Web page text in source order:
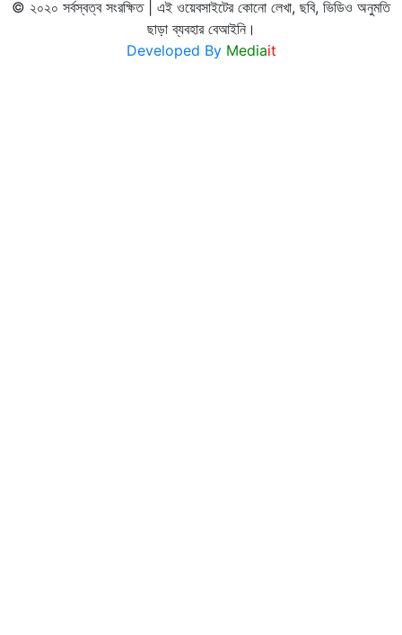
© ২০২০ সর্বস্বত্ব সংরক্ষিত | এই ওয়েবসাইটের কোনো লেখা, ছবি, ভিডিও অনুমতি
ছাড়া ব্যবহার বেআইনি।
Developed By Mediait